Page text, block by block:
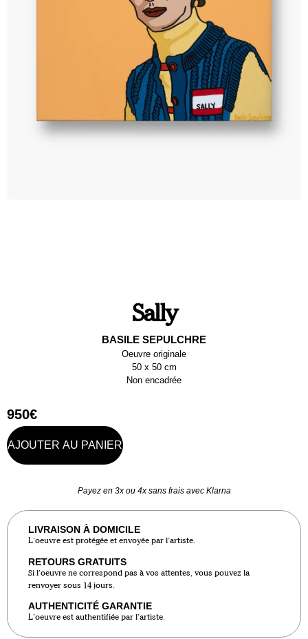
Sally
BASILE SEPULCHRE
Oeuvre originale
50 x 50 cm
Non encadrée
950€
AJOUTER AU PANIER
Payez en 3x ou 4x sans frais avec Klarna
LIVRAISON À DOMICILE
L’oeuvre est protégée et envoyée par l’artiste.
RETOURS GRATUITS
Si l’oeuvre ne correspond pas à vos attentes, vous pouvez la
renvoyer sous 14 jours.
AUTHENTICITÉ GARANTIE
L’oeuvre est authentifiée par l’artiste.